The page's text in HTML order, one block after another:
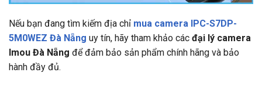
Nếu bạn đang tìm kiếm địa chỉ mua camera IPC-S7DP-
5M0WEZ Đà Nẵng uy tín, hãy tham khảo các đại lý camera
Imou Đà Nẵng để đảm bảo sản phẩm chính hãng và bảo
hành đầy đủ.